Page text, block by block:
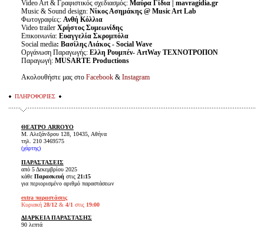
Video Art & Γραφιστικός σχεδιασμός: Μαύρα Γίδια | mavragidia.gr
Music & Sound design: ΝίκοςΑσημάκης@ Music Art Lab
Φωτογραφίες: Ανθή Κόλλια
Video trailer Χρήστος Συμεωνίδης
Επικοινωνία: Ευαγγελία Σκρομπόλα
Social media: Βασίλης Λιάκος - Social Wave
Οργάνωση Παραγωγής: Ελλη Ρουμπέν- ArtWayΤΕΧΝΟΤΡΟΠΟΝ
Παραγωγή: MUSARTE Productions
Aκολουθήστε μας στο Facebook& Instagram
ΠΛΗΡΟΦΟΡΙΕΣ
ΘΕΑΤΡΟ ARROYO
Μ. Αλεξάνδρου 128, 10435, Αθήνα
τηλ. 210 3469575
(χάρτης)
ΠΑΡΑΣΤΑΣΕΙΣ
από 5 Δεκεμβρίου 2025
κάθε Παρασκευή στις 21:15
για περιορισμένο αριθμό παραστάσεων
extra παραστάσεις
Κυριακή 28/12& 4/1 στις19:00
ΔΙΑΡΚΕΙΑ ΠΑΡΑΣΤΑΣΗΣ
90 λεπτά